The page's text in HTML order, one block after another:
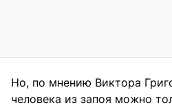
Но, по мнению Виктора
человека из запоя можно